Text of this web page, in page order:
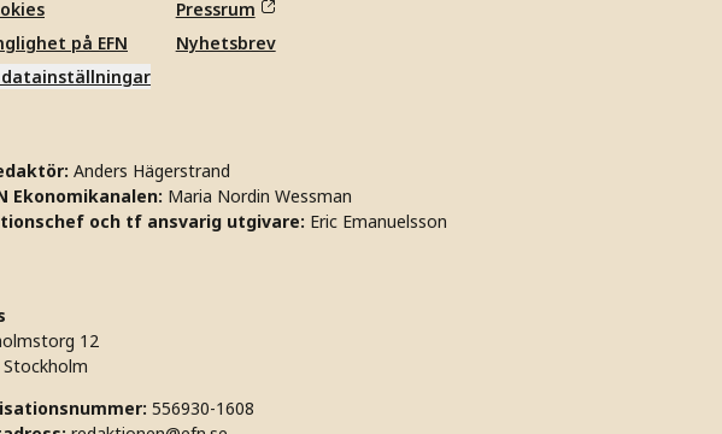
på EFN
Pressrum
Nyhetsbrev
Anders Hägerstrand
Ekonomikanalen: Maria Nordin Wessman
och tf ansvarig utgivare: Eric Emanuelsson
12
Stockholm
556930-1608